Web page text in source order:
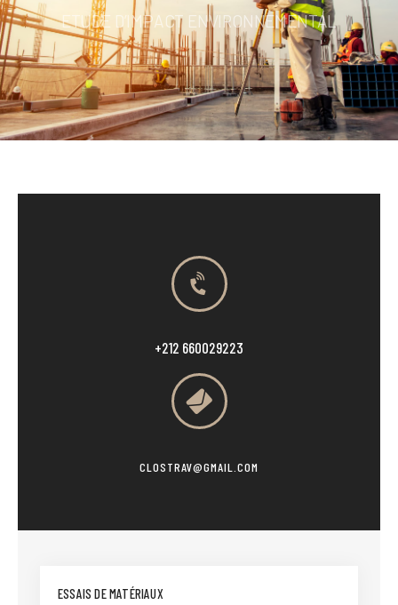
ETUDE D’IMPACT ENVIRONNEMENTAL
+212 660029223
CLOSTRAV@GMAIL.COM
ESSAIS DE MATÉRIAUX